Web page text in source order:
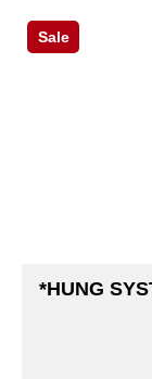
Sale
*HUNG